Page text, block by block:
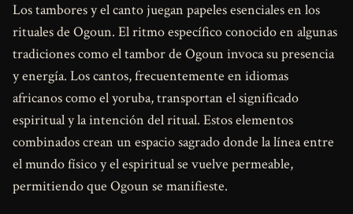
Los tambores y el canto juegan papeles esenciales en los
rituales de Ogoun. El ritmo específico conocido en algunas
tradiciones como el tambor de Ogoun invoca su presencia
y energía. Los cantos, frecuentemente en idiomas
africanos como el yoruba, transportan el significado
espiritual y la intención del ritual. Estos elementos
combinados crean un espacio sagrado donde la línea entre
el mundo físico y el espiritual se vuelve permeable,
permitiendo que Ogoun se manifieste.